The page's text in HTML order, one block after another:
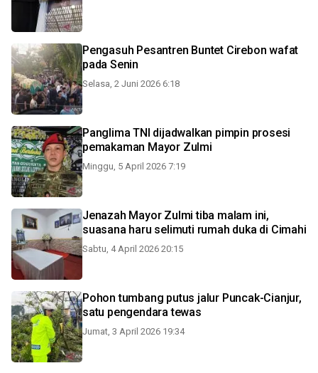
Pengasuh Pesantren Buntet Cirebon wafat
pada Senin
Selasa, 2 Juni 2026 6:18
Panglima TNI dijadwalkan pimpin prosesi
pemakaman Mayor Zulmi
Minggu, 5 April 2026 7:19
Jenazah Mayor Zulmi tiba malam ini,
suasana haru selimuti rumah duka di Cimahi
Sabtu, 4 April 2026 20:15
Pohon tumbang putus jalur Puncak-Cianjur,
satu pengendara tewas
Jumat, 3 April 2026 19:34